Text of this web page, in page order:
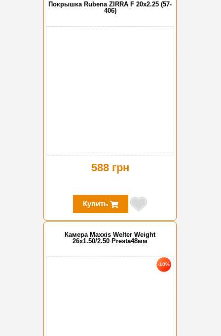
Покрышка Rubena ZIRRA F 20x2.25 (57-
406)
588 грн
Купить
Камера Maxxis Welter Weight
26x1.50/2.50 Presta48мм
-10%